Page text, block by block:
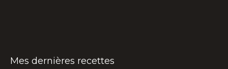
Mes dernières recettes